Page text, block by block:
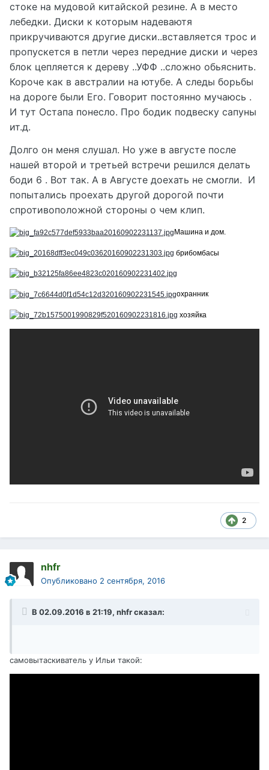
стоке на мудовой китайской резине. А в место
лебедки. Диски к которым надеваютя
прикручиваются другие диски..вставляется трос и
пропускется в петли через передние диски и через
блок цепляется к дереву ..УФФ ..сложно обьяснить.
Короче как в австралии на ютубе. А следы борьбы
на дороге были Его. Говорит постоянно мучаюсь .
И тут Остапа понесло. Про бодик подвеску сапуны
ит.д.
Долго он меня слушал. Но уже в августе после
нашей второй и третьей встречи решился делать
боди 6 . Вот так. А в Августе доехать не смогли. И
попытались проехать другой дорогой почти
спротивоположной стороны о чем клип.
Машина и дом.
брибомбасы
охранник
хозяйка
2
nhfr
Опубликовано 2 сентября, 2016
В 02.09.2016 в 21:19, nhfr сказал:
самовытаскиватель у Ильи такой: